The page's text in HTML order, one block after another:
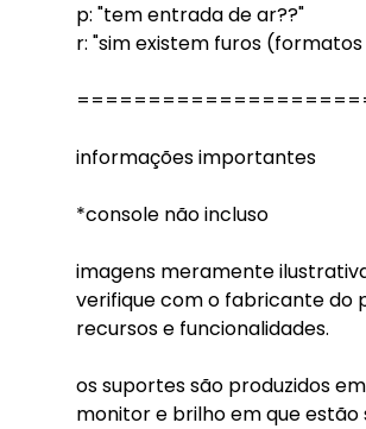
p: "tem entrada de ar??"
r: "sim existem furos
informações importantes
*console não incluso
imagens meramente
verifique com o fabricante do
recursos e funcionalidades.
os suportes são produzidos
monitor e brilho em que estão